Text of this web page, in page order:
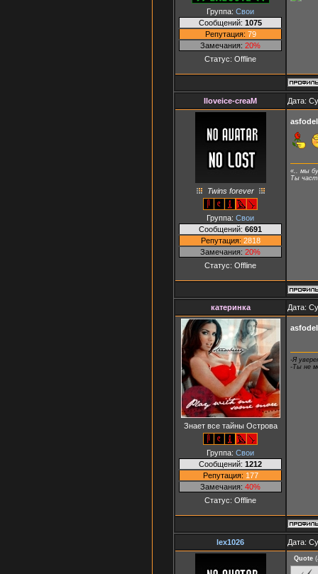
Группа: Свои
Сообщений: 1075
Репутация: 79
Замечания: 20%
Статус: Offline
Iloveice-creaM Дата:
Twins forever
Группа: Свои
Сообщений: 6691
Репутация: 2818
Замечания: 20%
Статус: Offline
«.. мы
Ты
катеринка Дата:
Знает все тайны Острова
Группа: Свои
Сообщений: 1212
Репутация: 177
Замечания: 40%
Статус: Offline
-Я
-Ты не
lex1026 Дата:
Quote (